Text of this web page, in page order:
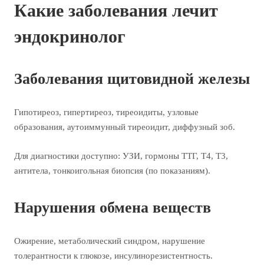
Какие заболевания лечит
эндокринолог
Заболевания щитовидной железы
Гипотиреоз, гипертиреоз, тиреоидиты, узловые
образования, аутоиммунный тиреоидит, диффузный зоб.
Для диагностики доступно: УЗИ, гормоны ТТГ, Т4, Т3,
антитела, тонкоигольная биопсия (по показаниям).
Нарушения обмена веществ
Ожирение, метаболический синдром, нарушение
толерантности к глюкозе, инсулинорезистентность.